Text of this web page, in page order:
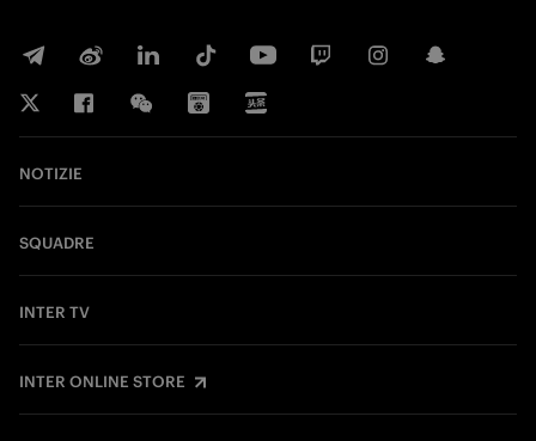
NOTIZIE
SQUADRE
INTER TV
INTER ONLINE STORE